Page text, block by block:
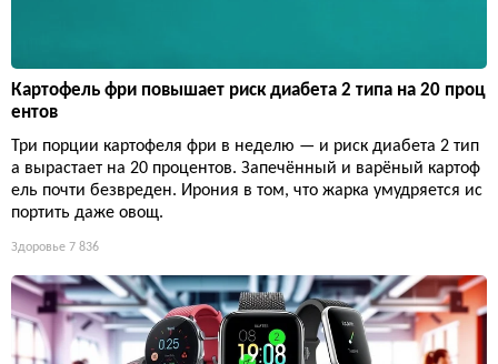
Картофель фри повышает риск диабета 2 типа на 20 проц
ентов
Три порции картофеля фри в неделю — и риск диабета 2 тип
а вырастает на 20 процентов. Запечённый и варёный картоф
ель почти безвреден. Ирония в том, что жарка умудряется ис
портить даже овощ.
Здоровье 7 836